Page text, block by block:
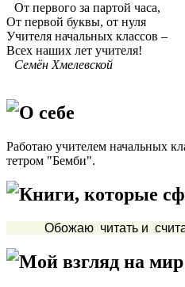
От первого за партой часа,
От первой буквы, от нуля
Учителя начальных классов –
Всех наших лет учителя!
Семён Хмелевской
О себе
Работаю учителем начальных
тетром "Бемби".
Книги, которые
Обожаю читать и считаю,
Мой взгляд на мир